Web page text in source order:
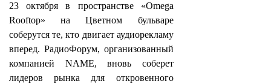
23 октября в пространстве «Omega
Rooftop» на Цветном бульваре
соберутся те, кто двигает аудиорекламу
вперед. РадиоФорум, организованный
компанией NAME, вновь соберет
лидеров рынка для откровенного